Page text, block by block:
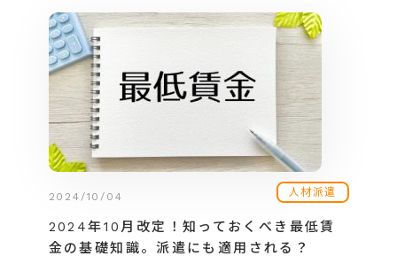
2024/10/04 人材派遣
2024年10月改定！知っておくべき最低賃
金の基礎知識。派遣にも適用される？